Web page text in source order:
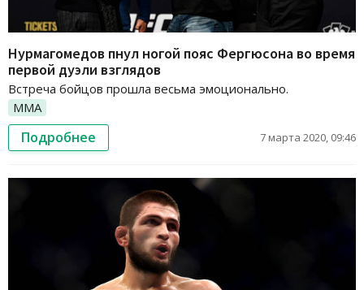
Нурмагомедов пнул ногой пояс Фергюсона во время
первой дуэли взглядов
Встреча бойцов прошла весьма эмоционально.
ММА
Подробнее 7 марта 2020, 09:46